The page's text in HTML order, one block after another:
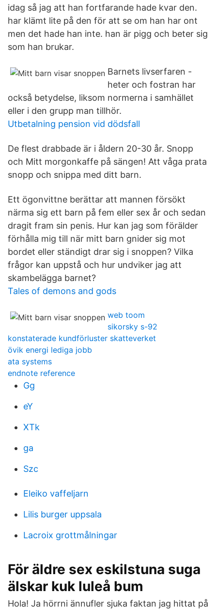
idag så jag att han fortfarande hade kvar den.
har klämt lite på den för att se om han har ont
men det hade han inte. han är pigg och beter sig
som han brukar.
Barnets livserfaren -
heter och fostran har
också betydelse, liksom normerna i samhället
eller i den grupp man tillhör.
Utbetalning pension vid dödsfall
De flest drabbade är i åldern 20-30 år. Snopp
och Mitt morgonkaffe på sängen! Att våga prata
snopp och snippa med ditt barn.
Ett ögonvittne berättar att mannen försökt
närma sig ett barn på fem eller sex år och sedan
dragit fram sin penis. Hur kan jag som förälder
förhålla mig till när mitt barn gnider sig mot
bordet eller ständigt drar sig i snoppen? Vilka
frågor kan uppstå och hur undviker jag att
skambelägga barnet?
Tales of demons and gods
web toom
sikorsky s-92
konstaterade kundförluster skatteverket
övik energi lediga jobb
ata systems
endnote reference
Gg
eY
XTk
ga
Szc
Eleiko vaffeljarn
Lilis burger uppsala
Lacroix grottmålningar
För äldre sex eskilstuna suga
älskar kuk luleå bum
Hola! Ja hörrni ännufler sjuka faktan jag hittat på